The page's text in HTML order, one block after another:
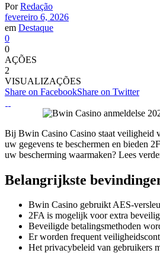
Por Redação
fevereiro 6, 2026
em Destaque
0
0
AÇÕES
2
VISUALIZAÇÕES
Share on FacebookShare on Twitter
Bij Bwin Casino Casino staat veiligheid
uw gegevens te beschermen en bieden
uw bescherming waarmaken? Lees
Belangrijkste
Bwin Casino gebruikt AES-
2FA is mogelijk voor extra
Beveiligde betalingsmethoden
Er worden frequent
Het privacybeleid van gebruikers